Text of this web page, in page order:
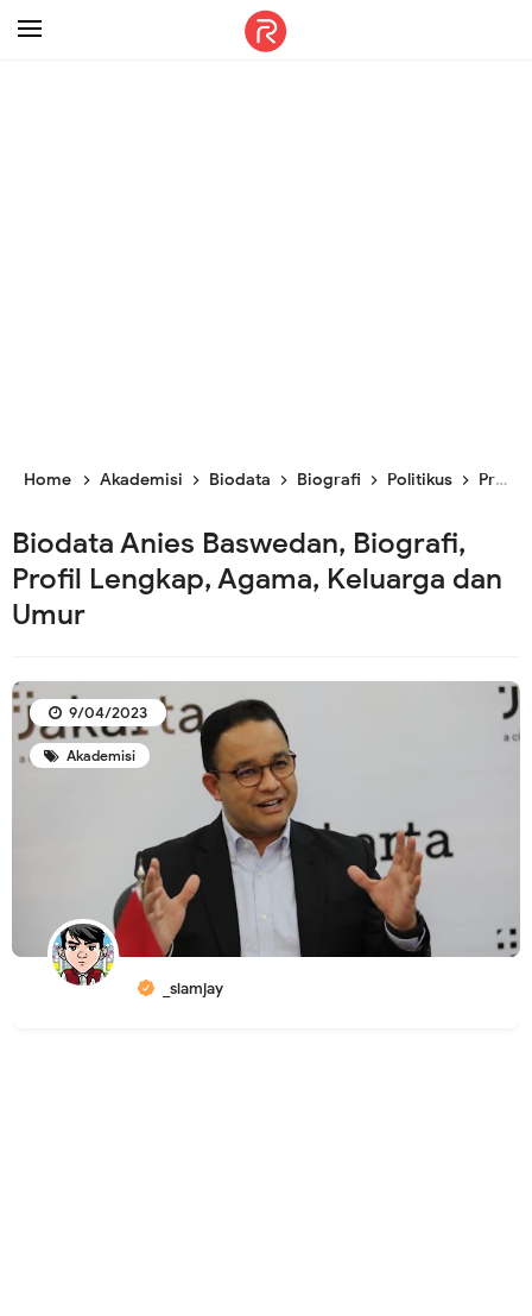
Home Akademisi Biodata Biografi Politikus Profil
Biodata Anies Baswedan, Biografi,
Profil Lengkap, Agama, Keluarga dan
Umur
Akademisi
_slamjay
9/04/2023